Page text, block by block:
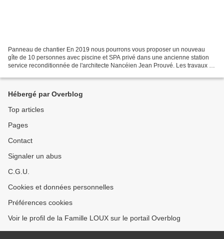
Panneau de chantier En 2019 nous pourrons vous proposer un nouveau
gîte de 10 personnes avec piscine et SPA privé dans une ancienne station
service reconditionnée de l'architecte Nancéien Jean Prouvé. Les travaux de
Hébergé par Overblog
Top articles
Pages
Contact
Signaler un abus
C.G.U.
Cookies et données personnelles
Préférences cookies
Voir le profil de la Famille LOUX sur le portail Overblog